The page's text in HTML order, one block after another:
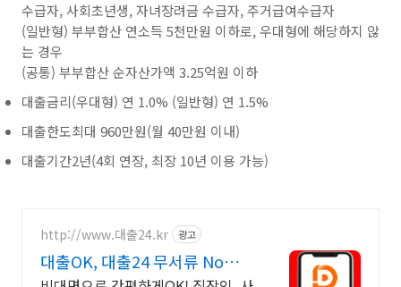
수급자, 사회초년생, 자녀장려금 수급자, 주거급여수급자
(일반형) 부부합산 연소득 5천만원 이하로, 우대형에 해당하지 않
는 경우
(공통) 부부합산 순자산가액 3.25억원 이하
대출금리(우대형) 연 1.0% (일반형) 연 1.5%
대출한도최대 960만원(월 40만원 이내)
대출기간2년(4회 연장, 최장 10년 이용 가능)
http://www.대출24.kr 광고
대출OK, 대출24 무서류 No신